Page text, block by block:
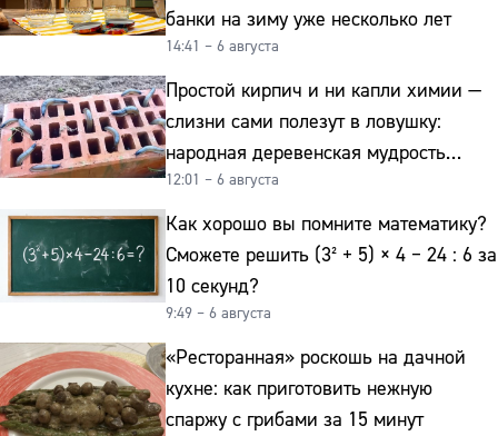
банки на зиму уже несколько лет
14:41 – 6 августа
Простой кирпич и ни капли химии —
слизни сами полезут в ловушку:
народная деревенская мудрость
реально работает
12:01 – 6 августа
Как хорошо вы помните математику?
Сможете решить (3² + 5) × 4 − 24 : 6 за
10 секунд?
9:49 – 6 августа
«Ресторанная» роскошь на дачной
кухне: как приготовить нежную
спаржу с грибами за 15 минут